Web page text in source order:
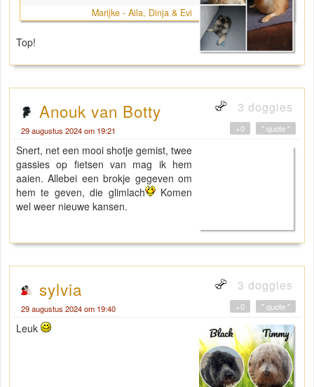
Marijke - Aila, Dinja & Evi
Top!
Anouk van Botty 3 doggies
29 augustus 2024 om 19:21 " quote "
+0
Snert, net een mooi shotje gemist, twee
gassies op fietsen van mag ik hem
aaien. Allebei een brokje gegeven om
hem te geven, die glimlach
Komen
wel weer nieuwe kansen.
sylvia 3 doggies
29 augustus 2024 om 19:40 " quote "
+0
Leuk